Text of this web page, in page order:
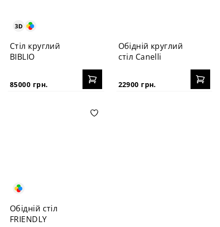
Стіл круглий
BIBLIO
85000 грн.
Обідній круглий
стіл Canelli
22900 грн.
Обідній стіл
FRIENDLY